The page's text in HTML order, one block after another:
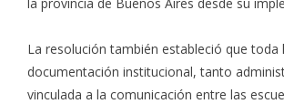
La resolución también estableció que toda
documentación institucional, tanto
vinculada a la comunicación entre las